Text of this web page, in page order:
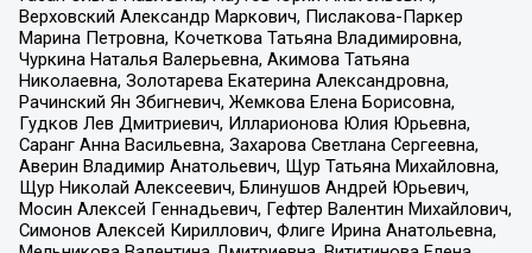
Верховский Александр Маркович, Пислакова-Паркер
Марина Петровна, Кочеткова Татьяна Владимировна,
Чуркина Наталья Валерьевна, Акимова Татьяна
Николаевна, Золотарева Екатерина Александровна,
Рачинский Ян Збигневич, Жемкова Елена Борисовна,
Гудков Лев Дмитриевич, Илларионова Юлия Юрьевна,
Саранг Анна Васильевна, Захарова Светлана Сергеевна,
Аверин Владимир Анатольевич, Щур Татьяна Михайловна,
Щур Николай Алексеевич, Блинушов Андрей Юрьевич,
Мосин Алексей Геннадьевич, Гефтер Валентин Михайлович,
Симонов Алексей Кириллович, Флиге Ирина Анатольевна,